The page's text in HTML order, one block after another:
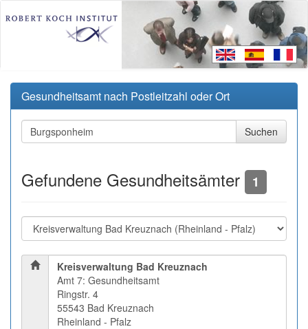
Gesundheitsamt nach Postleitzahl oder Ort
Gefundene Gesundheitsämter 1
Kreisverwaltung Bad Kreuznach
Amt 7: Gesundheitsamt
Ringstr. 4
55543 Bad Kreuznach
Rheinland - Pfalz